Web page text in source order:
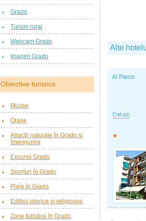
Alte
Al Parco
Grado
Turism rural
Webcam Grado
Imagini Grado
Obiective turistice
Muzee
Oraşe
Atracţii naturale în Grado şi
împrejurimi
Excursii Grado
Sporturi în Grado
Plaje în Grado
Edificii istorice şi religioase
Zone turistice în Grado